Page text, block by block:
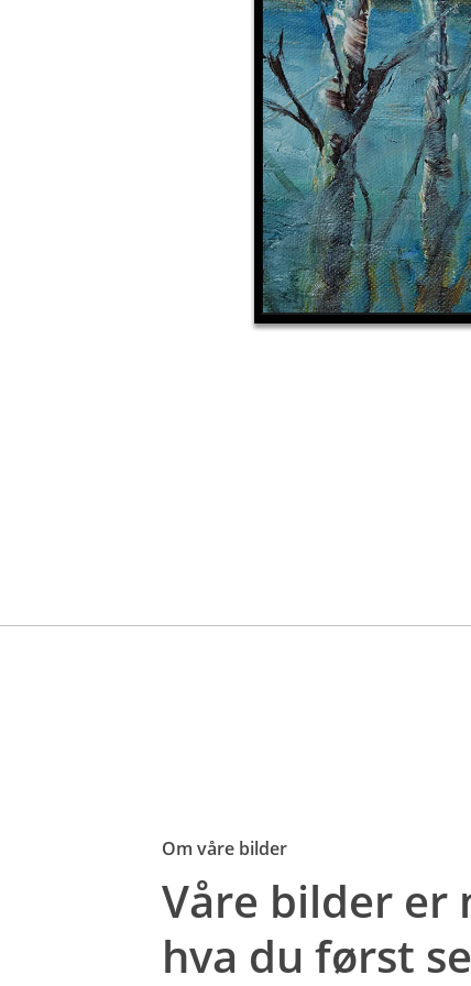
Om våre bilder
Våre bilder er
hva du først